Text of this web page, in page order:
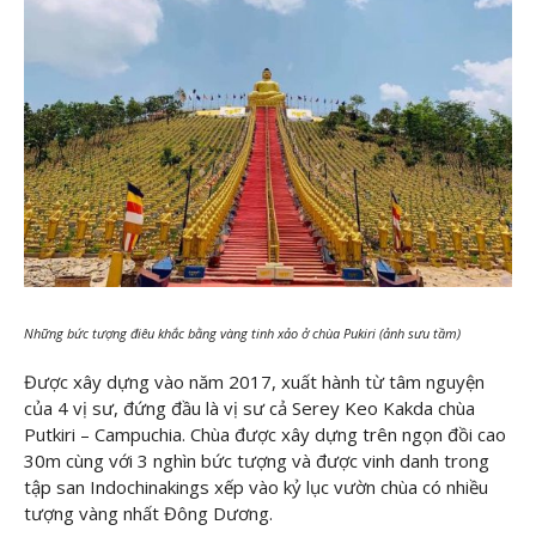
Những bức tượng điêu khắc bằng vàng tinh xảo ở chùa Pukiri (ảnh sưu tầm)
Được xây dựng vào năm 2017, xuất hành từ tâm nguyện
của 4 vị sư, đứng đầu là vị sư cả Serey Keo Kakda chùa
Putkiri – Campuchia. Chùa được xây dựng trên ngọn đồi cao
30m cùng với 3 nghìn bức tượng và được vinh danh trong
tập san Indochinakings xếp vào kỷ lục vườn chùa có nhiều
tượng vàng nhất Đông Dương.